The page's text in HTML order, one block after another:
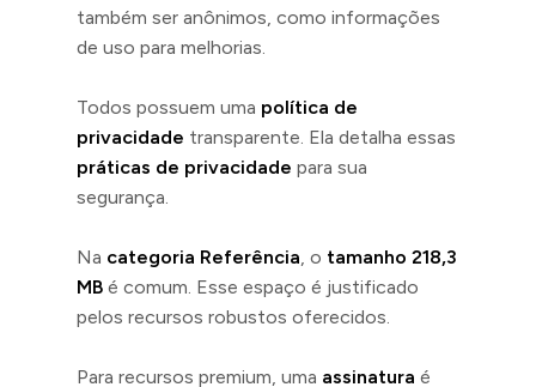
também ser anônimos, como informações
de uso para melhorias.
Todos possuem uma política de
privacidade transparente. Ela detalha essas
práticas de privacidade para sua
segurança.
Na categoria Referência , o tamanho 218,3
MB é comum. Esse espaço é justificado
pelos recursos robustos oferecidos.
Para recursos premium, uma assinatura é